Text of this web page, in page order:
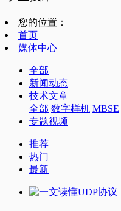
您的位置：
首页
媒体中心
全部
新闻动态
技术文章
全部 数字样机 MBSE
专题视频
推荐
热门
最新